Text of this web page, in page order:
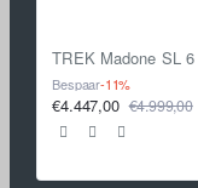
Bespaar-11%
€4.447,00 €4.999,00